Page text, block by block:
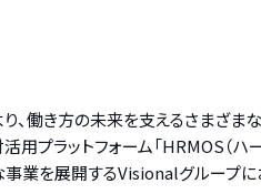
り、働き方の未来を支えるさまざ
プラットフォーム「HRMOS（
事業を展開するVisionalグループ